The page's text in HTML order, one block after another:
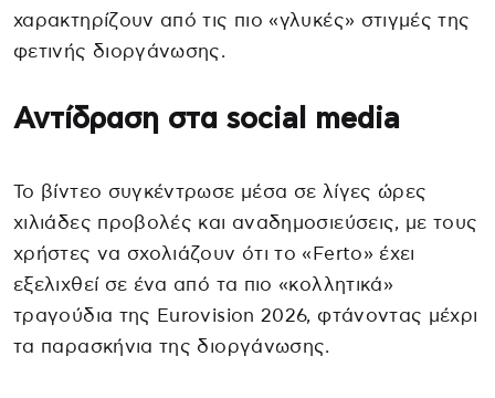
χαρακτηρίζουν από τις πιο «γλυκές» στιγμές της
φετινής διοργάνωσης.
Αντίδραση στα social media
Το βίντεο συγκέντρωσε μέσα σε λίγες ώρες
χιλιάδες προβολές και αναδημοσιεύσεις, με τους
χρήστες να σχολιάζουν ότι το «Ferto» έχει
εξελιχθεί σε ένα από τα πιο «κολλητικά»
τραγούδια της Eurovision 2026, φτάνοντας μέχρι
τα παρασκήνια της διοργάνωσης.